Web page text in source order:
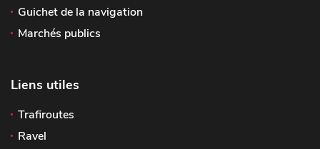
Guichet de la navigation
Marchés publics
Liens utiles
Trafiroutes
Ravel